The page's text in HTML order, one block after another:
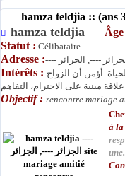
hamza teldjia :: (ans
hamza teldjia Âge
Statut : Célibataire
Adresse : الجزائر ----, الجزائر
Intérêts : أؤمن أن الزواج
Objectif : rencontre mariage
à la